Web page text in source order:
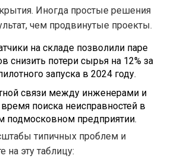
Иногда простые решения
чем продвинутые проекты.
на складе позволили паре
снизить потери сырья на 12% за
запуска в 2024 году.
связи между инженерами и
поиска неисправностей в
подмосковном предприятии.
типичных проблем и
на эту таблицу: